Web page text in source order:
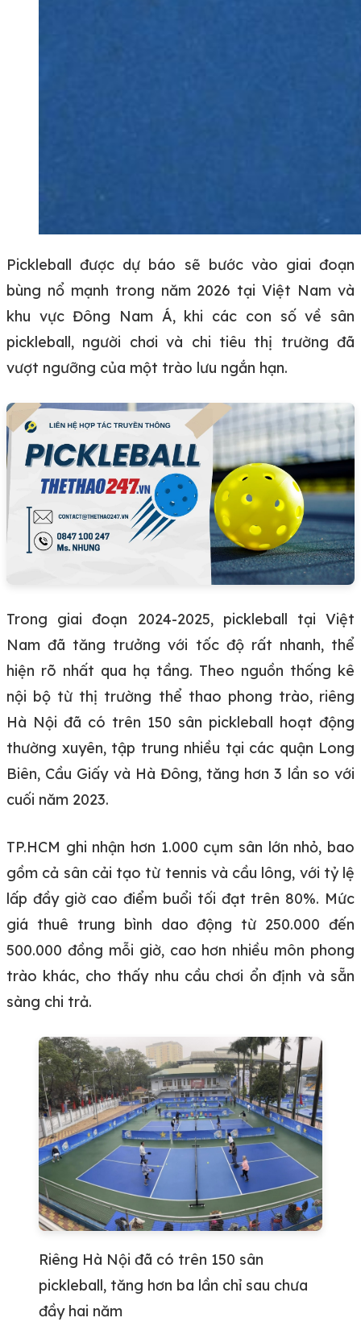
Pickleball được dự báo sẽ bước vào giai đoạn
bùng nổ mạnh trong năm 2026 tại Việt Nam và
khu vực Đông Nam Á, khi các con số về sân
pickleball, người chơi và chi tiêu thị trường đã
vượt ngưỡng của một trào lưu ngắn hạn.
Trong giai đoạn 2024-2025, pickleball tại Việt
Nam đã tăng trưởng với tốc độ rất nhanh, thể
hiện rõ nhất qua hạ tầng. Theo nguồn thống kê
nội bộ từ thị trường thể thao phong trào, riêng
Hà Nội đã có trên 150 sân pickleball hoạt động
thường xuyên, tập trung nhiều tại các quận Long
Biên, Cầu Giấy và Hà Đông, tăng hơn 3 lần so với
cuối năm 2023.
TP.HCM ghi nhận hơn 1.000 cụm sân lớn nhỏ, bao
gồm cả sân cải tạo từ tennis và cầu lông, với tỷ lệ
lấp đầy giờ cao điểm buổi tối đạt trên 80%. Mức
giá thuê trung bình dao động từ 250.000 đến
500.000 đồng mỗi giờ, cao hơn nhiều môn phong
trào khác, cho thấy nhu cầu chơi ổn định và sẵn
sàng chi trả.
Riêng Hà Nội đã có trên 150 sân
pickleball, tăng hơn ba lần chỉ sau chưa
đầy hai năm